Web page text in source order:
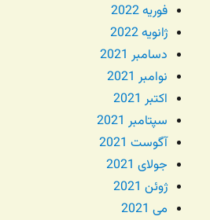
فوریه 2022
ژانویه 2022
دسامبر 2021
نوامبر 2021
اکتبر 2021
سپتامبر 2021
آگوست 2021
جولای 2021
ژوئن 2021
می 2021